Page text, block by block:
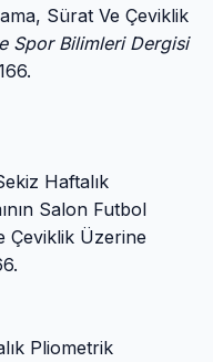
Sürat Ve Çeviklik
Spor Bilimleri Dergisi
Haftalık
Salon Futbol
Çeviklik Üzerine
Pliometrik